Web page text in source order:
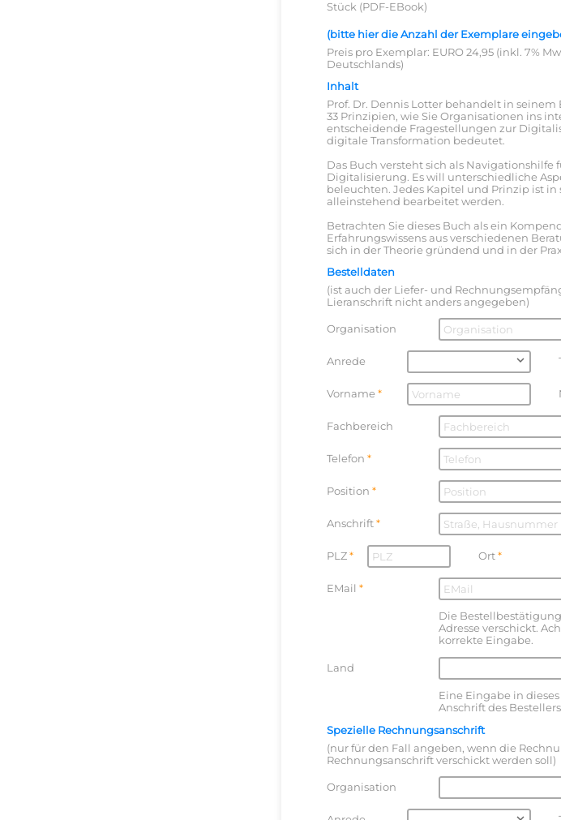
Stück (PDF-EBook)
(bitte hier die Anzahl der Exemplare
Preis pro Exemplar: EURO 24,95 (inkl. 7%
Deutschlands)
Inhalt
Prof. Dr. Dennis Lotter behandelt in
33 Prinzipien, wie Sie Organisationen ins
entscheidende Fragestellungen zur
digitale Transformation bedeutet.
Das Buch versteht sich als
Digitalisierung. Es will unterschiedliche
beleuchten. Jedes Kapitel und Prinzip ist
alleinstehend bearbeitet werden.
Betrachten Sie dieses Buch als ein
Erfahrungswissens aus verschiedenen
sich in der Theorie gründend und in der
Bestelldaten
(ist auch der Liefer- und
Lieranschrift nicht anders angegeben)
Organisation
Anrede
Vorname
Fachbereich
Telefon
Position
Anschrift
PLZ Ort
EMail
Die
Adresse verschickt.
korrekte Eingabe.
Land
Eine Eingabe in
Anschrift des
Spezielle Rechnungsanschrift
(nur für den Fall angeben, wenn die
Rechnungsanschrift verschickt werden soll)
Organisation